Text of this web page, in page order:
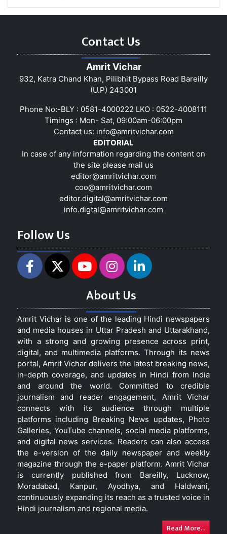
Contact Us
Amrit Vichar
932, Katra Chand Khan, Pilibhit Bypass Road Bareilly
(U.P) 243001
Phone No:-BLY : 0581-4000222 LKO : 0522-4008111
Timings : Mon- Sat, 09:00am-06:00pm
Contact us: info@amritvichar.com
EDITORIAL
In case of any information regarding the content on
the site please mail us
editor@amritvichar.com
coo@amritvichar.com
editor.digital@amritvichar.com
info.digtal@amritvichar.com
Follow Us
About Us
Amrit Vichar is one of the leading Hindi newspapers
and media houses in Uttar Pradesh and Uttarakhand,
with a strong and growing presence across print,
digital, and multimedia platforms. Through its news
portal, Amrit Vichar delivers the latest breaking news,
in-depth coverage, and updates in Hindi from India
and around the world. Committed to credible
journalism and reader engagement, Amrit Vichar
connects with its audience through multiple
platforms including Breaking News updates, Photo
Galleries, YouTube channels, social media platforms,
and digital news services. Readers can also access
the e-version of the daily newspaper and weekly
magazine through the e-paper platform. Amrit Vichar
is currently published from Bareilly, Lucknow,
Moradabad, Kanpur, Ayodhya, and Haldwani,
continuously expanding its reach as a trusted voice in
Hindi journalism and regional media.
Read More...